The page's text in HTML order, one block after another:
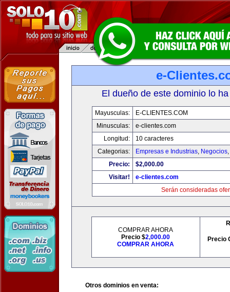
e-
El dueño de este dominio lo
Mayusculas:
E-CLIENTES.COM
Minusculas:
e-clientes.com
Longitud:
10 caracteres
Categorias:
Empresas e Industrias, Negocios,
Precio:
$2,000.00
Visitar!
e-clientes.com
Serán consideradas
COMPRAR AHORA
Precio $2,000.00
COMPRAR AHORA
Precio
Otros dominios en venta: